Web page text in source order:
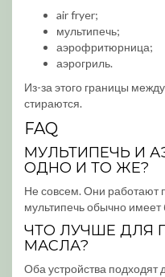
air fryer;
мультипечь;
аэрофритюрница;
аэрогриль.
Из-за этого границы
стираются.
FAQ
МУЛЬТИПЕЧЬ И
ОДНО И ТО ЖЕ?
Не совсем. Они работают
мультипечь обычно
ЧТО ЛУЧШЕ ДЛЯ
МАСЛА?
Оба устройства подходят